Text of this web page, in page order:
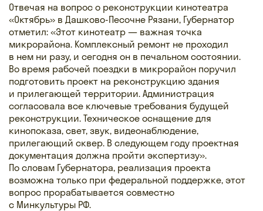
Отвечая на вопрос о реконструкции кинотеатра
«Октябрь» в Дашково-Песочне Рязани, Губернатор
отметил: «Этот кинотеатр — важная точка
микрорайона. Комплексный ремонт не проходил
в нем ни разу, и сегодня он в печальном состоянии.
Во время рабочей поездки в микрорайон поручил
подготовить проект на реконструкцию здания
и прилегающей территории. Администрация
согласовала все ключевые требования будущей
реконструкции. Техническое оснащение для
кинопоказа, свет, звук, видеонаблюдение,
прилегающий сквер. В следующем году проектная
документация должна пройти экспертизу».
По словам Губернатора, реализация проекта
возможна только при федеральной поддержке, этот
вопрос прорабатывается совместно
с Минкультуры РФ.